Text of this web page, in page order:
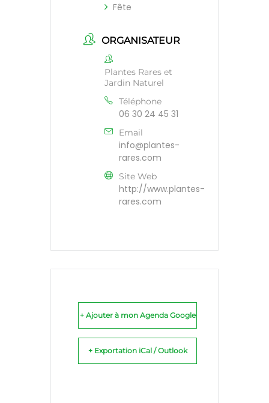
Fête
ORGANISATEUR
Plantes Rares et
Jardin Naturel
Téléphone
06 30 24 45 31
Email
info@plantes-
rares.com
Site Web
http://www.plantes-
rares.com
+ Ajouter à mon Agenda Google
+ Exportation iCal / Outlook